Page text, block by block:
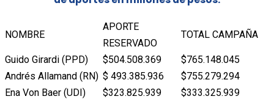
NOMBRE
APORTE
RESERVADO
TOTAL CAMPAÑA
Guido Girardi (PPD) $504.508.369
$765.148.045
Andrés Allamand (RN) $ 493.385.936
$755.279.294
Ena Von Baer (UDI)
$323.825.939
$333.325.939